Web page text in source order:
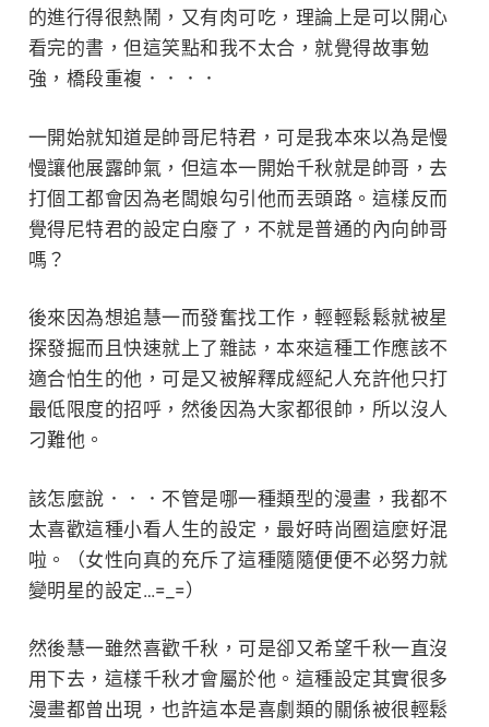
的進行得很熱鬧，又有肉可吃，理論上是可以開心
看完的書，但這笑點和我不太合，就覺得故事勉
強，橋段重複．．．．
一開始就知道是帥哥尼特君，可是我本來以為是慢
慢讓他展露帥氣，但這本一開始千秋就是帥哥，去
打個工都會因為老闆娘勾引他而丟頭路。這樣反而
覺得尼特君的設定白廢了，不就是普通的內向帥哥
嗎？
後來因為想追慧一而發奮找工作，輕輕鬆鬆就被星
探發掘而且快速就上了雜誌，本來這種工作應該不
適合怕生的他，可是又被解釋成經紀人充許他只打
最低限度的招呼，然後因為大家都很帥，所以沒人
刁難他。
該怎麼說．．．不管是哪一種類型的漫畫，我都不
太喜歡這種小看人生的設定，最好時尚圈這麼好混
啦。（女性向真的充斥了這種隨隨便便不必努力就
變明星的設定…=_=）
然後慧一雖然喜歡千秋，可是卻又希望千秋一直沒
用下去，這樣千秋才會屬於他。這種設定其實很多
漫畫都曾出現，也許這本是喜劇類的關係被很輕鬆